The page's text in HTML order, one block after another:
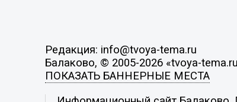
Редакция: info@tvoya-tema.ru
Балаково, © 2005-2026 «tvoya-
ПОКАЗАТЬ БАННЕРНЫЕ МЕСТА